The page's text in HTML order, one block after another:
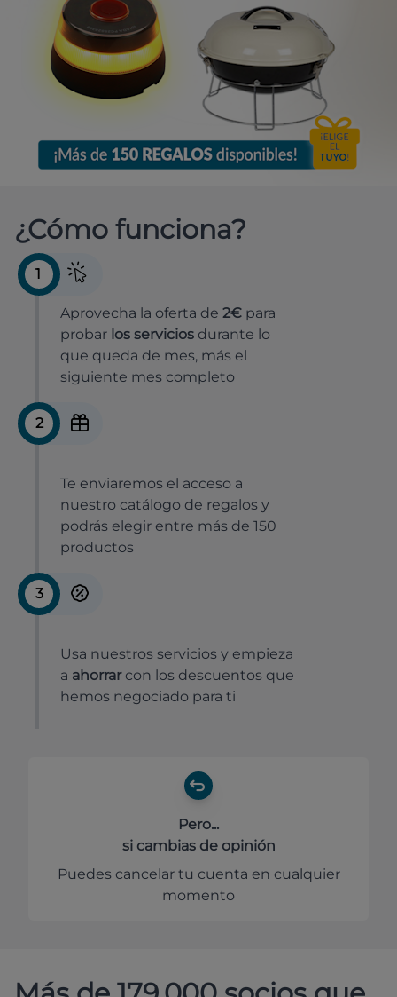
¿Cómo funciona?
1
Aprovecha la oferta de 2€ para
probar los servicios durante lo
que queda de mes, más el
siguiente mes completo
2
Te enviaremos el acceso a
nuestro catálogo de regalos y
podrás elegir entre más de 150
productos
3
Usa nuestros servicios y empieza
a ahorrar con los descuentos que
hemos negociado para ti
Pero...
si cambias de opinión
Puedes cancelar tu cuenta en cualquier
momento